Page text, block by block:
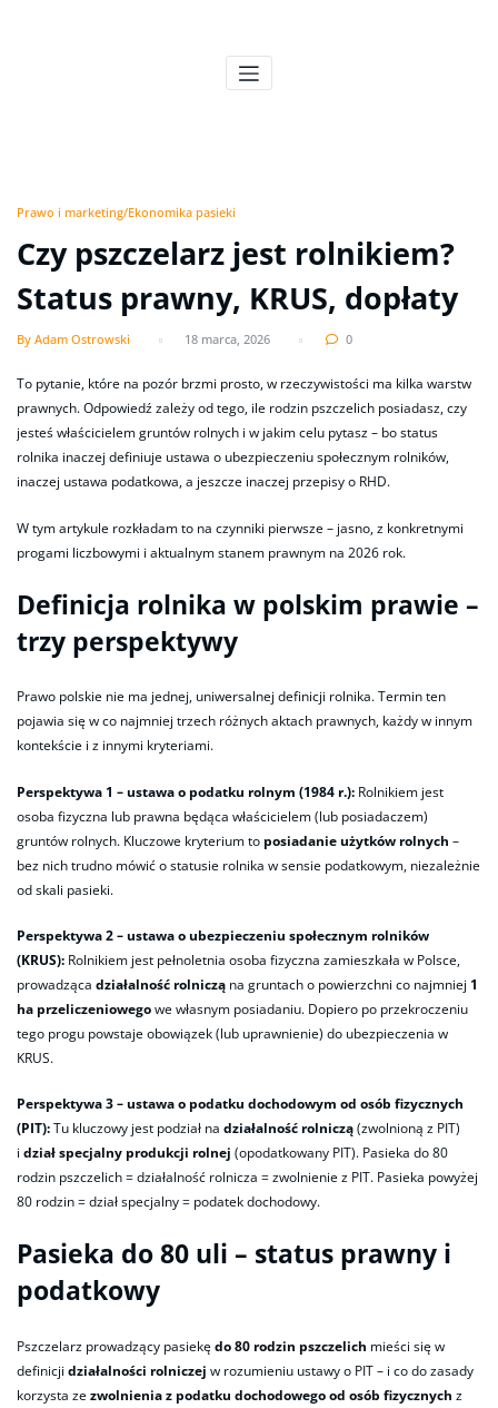
Prawo i marketing/Ekonomika pasieki
Czy pszczelarz jest rolnikiem?
Status prawny, KRUS, dopłaty
By Adam Ostrowski 18 marca, 2026 0
To pytanie, które na pozór brzmi prosto, w rzeczywistości ma kilka warstw
prawnych. Odpowiedź zależy od tego, ile rodzin pszczelich posiadasz, czy
jesteś właścicielem gruntów rolnych i w jakim celu pytasz – bo status
rolnika inaczej definiuje ustawa o ubezpieczeniu społecznym rolników,
inaczej ustawa podatkowa, a jeszcze inaczej przepisy o RHD.
W tym artykule rozkładam to na czynniki pierwsze – jasno, z konkretnymi
progami liczbowymi i aktualnym stanem prawnym na 2026 rok.
Definicja rolnika w polskim prawie –
trzy perspektywy
Prawo polskie nie ma jednej, uniwersalnej definicji rolnika. Termin ten
pojawia się w co najmniej trzech różnych aktach prawnych, każdy w innym
kontekście i z innymi kryteriami.
Perspektywa 1 – ustawa o podatku rolnym (1984 r.): Rolnikiem jest
osoba fizyczna lub prawna będąca właścicielem (lub posiadaczem)
gruntów rolnych. Kluczowe kryterium to posiadanie użytków rolnych –
bez nich trudno mówić o statusie rolnika w sensie podatkowym, niezależnie
od skali pasieki.
Perspektywa 2 – ustawa o ubezpieczeniu społecznym rolników
(KRUS): Rolnikiem jest pełnoletnia osoba fizyczna zamieszkała w Polsce,
prowadząca działalność rolniczą na gruntach o powierzchni co najmniej 1
ha przeliczeniowegowe własnym posiadaniu. Dopiero po przekroczeniu
tego progu powstaje obowiązek (lub uprawnienie) do ubezpieczenia w
KRUS.
Perspektywa 3 – ustawa o podatku dochodowym od osób fizycznych
(PIT):Tu kluczowy jest podział na działalność rolniczą(zwolnioną z PIT)
i dział specjalny produkcji rolnej (opodatkowany PIT). Pasieka do 80
rodzin pszczelich = działalność rolnicza = zwolnienie z PIT. Pasieka powyżej
80 rodzin = dział specjalny = podatek dochodowy.
Pasieka do 80 uli – status prawny i
podatkowy
Pszczelarz prowadzący pasiekędo 80 rodzin pszczelich mieści się w
definicji działalności rolniczej w rozumieniu ustawy o PIT – i co do zasady
korzysta zezwolnienia z podatku dochodowego od osób fizycznych z